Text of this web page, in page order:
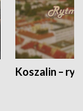
Koszalin –